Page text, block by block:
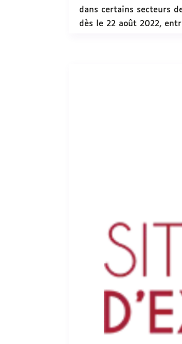
dans certains secteurs
dès le 22 août 2022,